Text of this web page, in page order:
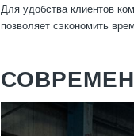
Для удобства клиентов
позволяет сэкономить